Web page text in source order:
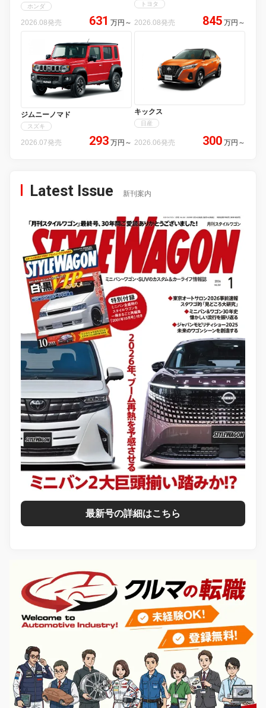
ホンダ
2026.08発売 631 万円 ～
トヨタ
2026.08発売 845 万円 ～
ジムニーノマド
スズキ
2026.07発売 293 万円 ～
キックス
日産
2026.06発売 300 万円 ～
Latest Issue 新刊案内
最新号の詳細はこちら